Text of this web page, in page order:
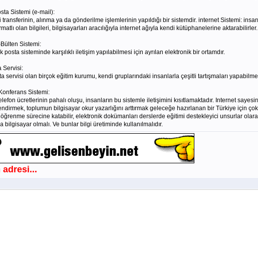
Sistemi (e-mail):
transferinin, alınma ya da gönderilme işlemlerinin yapıldığı bir sistemdir. internet Sistemi:
olan bilgileri, bilgisayarları aracılığıyla internet ağıyla kendi kütüphanelerine aktarabilirler.
Sistemi:
posta sisteminde karşılıklı iletişim yapılabilmesi için ayrılan elektronik bir ortamdır.
Servisi:
servisi olan birçok eğitim kurumu, kendi gruplarındaki insanlarla çeşitli tartışmaları
Sistemi:
ücretlerinin pahalı oluşu, insanların bu sistemle iletişimini kısıtlamaktadır. Internet
toplumun bilgisayar okur yazarlığını arttırmak geleceğe hazırlanan bir Türkiye için
öğrenme sürecine katabilir, elektronik dokümanları derslerde eğitimi destekleyici unsurlar
bilgisayar olmalı. Ve bunlar bilgi üretiminde kullanılmalıdır.